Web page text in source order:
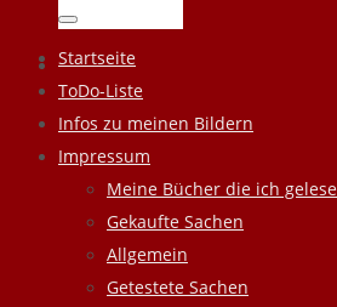
nach:
Suchen
Zum
Inhalt
springen
Startseite
ToDo-Liste
Infos zu meinen Bildern
Impressum
Meine Bücher die ich
Gekaufte Sachen
Allgemein
Getestete Sachen